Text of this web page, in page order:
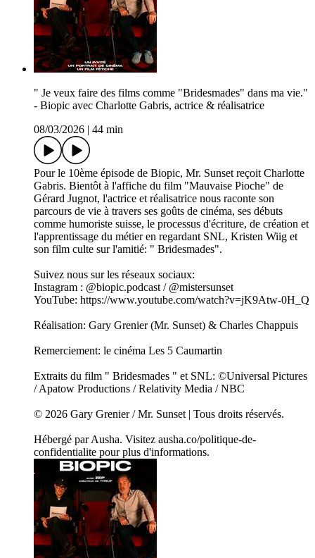
" Je veux faire des films comme "Bridesmades" dans ma vie."
- Biopic avec Charlotte Gabris, actrice & réalisatrice
08/03/2026
44 min
Pour le 10ème épisode de Biopic, Mr. Sunset reçoit Charlotte
Gabris. Bientôt à l'affiche du film "Mauvaise Pioche" de
Gérard Jugnot, l'actrice et réalisatrice nous raconte son
parcours de vie à travers ses goûts de cinéma, ses débuts
comme humoriste suisse, le processus d'écriture, de création et
l'apprentissage du métier en regardant SNL, Kristen Wiig et
son film culte sur l'amitié: " Bridesmades".
Suivez nous sur les réseaux sociaux:
Instagram : @biopic.podcast / @mistersunset
YouTube: https://www.youtube.com/watch?v=jK9Atw-0H_Q
Réalisation: Gary Grenier (Mr. Sunset) & Charles Chappuis
Remerciement: le cinéma Les 5 Caumartin
Extraits du film " Bridesmades " et SNL: ©Universal Pictures
/ Apatow Productions / Relativity Media / NBC
© 2026 Gary Grenier / Mr. Sunset | Tous droits réservés.
Hébergé par Ausha. Visitez ausha.co/politique-de-
confidentialite pour plus d'informations.